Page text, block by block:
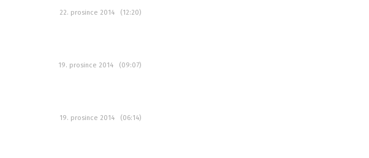
22. prosince 2014 (12:20)
19. prosince 2014 (09:07)
19. prosince 2014 (06:14)